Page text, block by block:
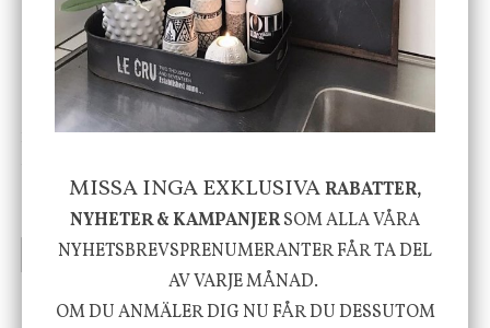
House Doctor
635 kr795 kr
-20%
INFO KÖP
Nicolas Vahé
Stengods
415 kr
INFO KÖP
MISSA INGA EXKLUSIVARABATTER,
NYHETER & KAMPANJERSOM ALLA VÅRA
NYHETSBREVSPRENUMERANTER FÅR TA DEL
AV VARJE MÅNAD.
OM DU ANMÄLER DIG NU FÅR DU DESSUTOM